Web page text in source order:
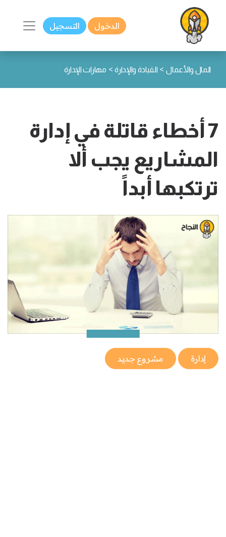
الدخول التسجيل
المال والأعمال > القيادة والإدارة > مهارات الإدارة
7 أخطاء قاتلة في إدارة
المشاريع يجب ألا
ترتكبها أبداً
إدارة مشروع جديد